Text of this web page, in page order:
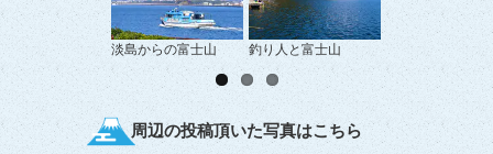
淡島からの富士山 釣り人と富士山
富士山と漁船が
周辺の投稿頂いた写真はこちら